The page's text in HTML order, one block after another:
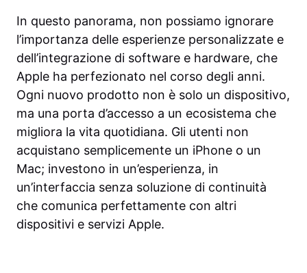
In questo panorama, non possiamo ignorare
l’importanza delle esperienze personalizzate e
dell’integrazione di software e hardware, che
Apple ha perfezionato nel corso degli anni.
Ogni nuovo prodotto non è solo un dispositivo,
ma una porta d’accesso a un ecosistema che
migliora la vita quotidiana. Gli utenti non
acquistano semplicemente un iPhone o un
Mac; investono in un’esperienza, in
un’interfaccia senza soluzione di continuità
che comunica perfettamente con altri
dispositivi e servizi Apple.